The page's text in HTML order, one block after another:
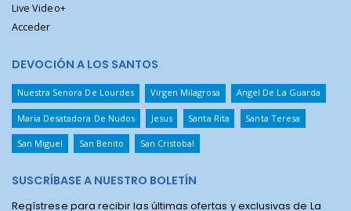
Live Video+
Acceder
DEVOCIÓN A LOS SANTOS
Nuestra Senora De Lourdes Virgen Milagrosa Angel De La Guarda
Maria Desatadora De Nudos Jesus Santa Rita Santa Teresa
San Miguel San Benito San Cristobal
SUSCRÍBASE A NUESTRO BOLETÍN
Regístrese para recibir las últimas ofertas y exclusivas de La